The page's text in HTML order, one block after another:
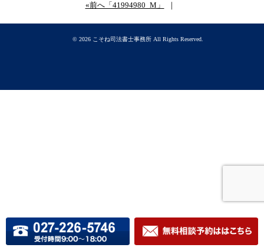
«前へ「41994980_M」 ｜
© 2026 こそね司法書士事務所 All Rights Reserved.